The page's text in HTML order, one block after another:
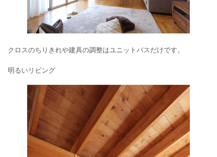
クロスのちりきれや建具の調整はユニットバスだけです。
明るいリビング